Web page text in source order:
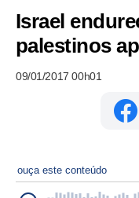
Israel
palestinos
09/01/2017 00h01
ouça este conteúdo